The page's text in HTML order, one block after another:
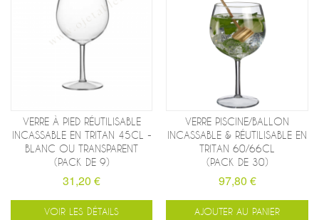
VERRE À PIED RÉUTILISABLE
INCASSABLE EN TRITAN 45CL -
BLANC OU TRANSPARENT
(PACK DE 9)
31,20 €
VOIR LES DÉTAILS
VERRE PISCINE/BALLON
INCASSABLE & RÉUTILISABLE EN
TRITAN 60/66CL
(PACK DE 30)
97,80 €
AJOUTER AU PANIER